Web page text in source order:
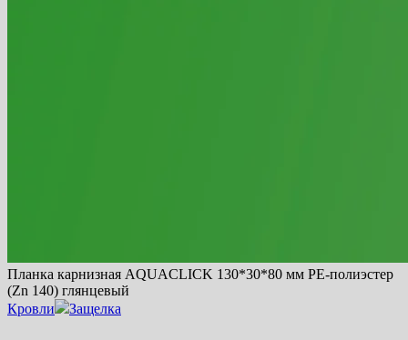
Планка карнизная AQUACLICK 130*30*80 мм PE-полиэстер
(Zn 140) глянцевый
Кровли
Защелка